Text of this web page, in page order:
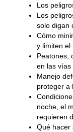
Los
Los
solo digan
Cómo
y limiten el
Peatones,
en las vías
Manejo
proteger a
noche, el
requieren
Qué hacer